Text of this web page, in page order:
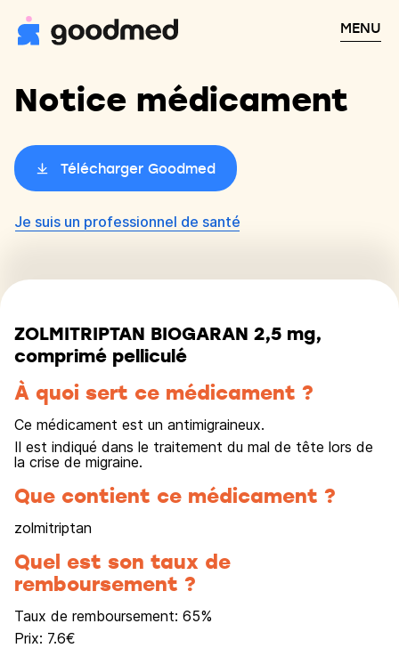
MENU
Notice médicament
Télécharger Goodmed
Je suis un professionnel de santé
ZOLMITRIPTAN BIOGARAN 2,5 mg,
comprimé pelliculé
À quoi sert ce médicament ?
Ce médicament est un antimigraineux.
Il est indiqué dans le traitement du mal de tête lors de
la crise de migraine.
Que contient ce médicament ?
zolmitriptan
Quel est son taux de
remboursement ?
Taux de remboursement: 65%
Prix: 7.6€